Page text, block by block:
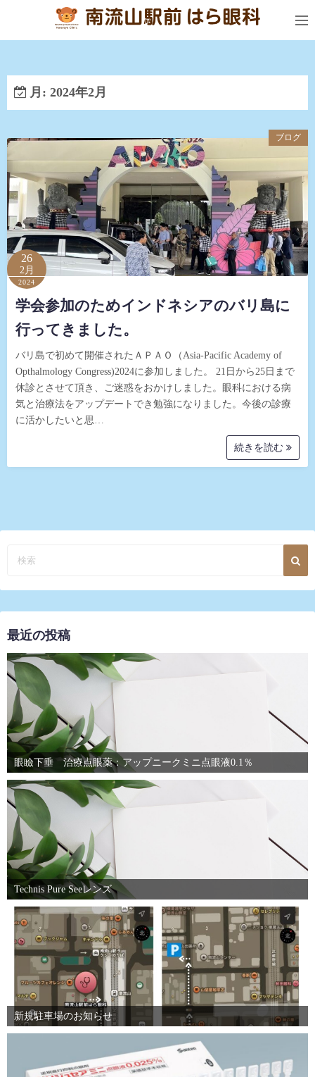
キ
プ
月: 2024年2月
ブログ
26
2月
2024
学会参加のためインドネシアのバリ島に
行ってきました。
バリ島で初めて開催されたＡＰＡＯ（Asia-Pacific Academy of
Opthalmology Congress)2024に参加しました。 21日から25日まで
休診とさせて頂き、ご迷惑をおかけしました。眼科における病
気と治療法をアップデートでき勉強になりました。今後の診療
に活かしたいと思…
続きを読む
最近の投稿
眼瞼下垂 治療点眼薬：アップニークミニ点眼液0.1％
Technis Pure Seeレンズ
新規駐車場のお知らせ